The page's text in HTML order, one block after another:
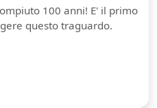
100 anni! E' il primo
questo traguardo.